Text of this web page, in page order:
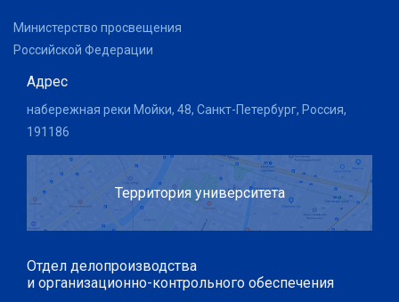
Министерство просвещения
Российской Федерации
Адрес
набережная реки Мойки, 48, Санкт-Петербург, Россия,
191186
Территория университета
Отдел делопроизводства
и организационно-контрольного обеспечения